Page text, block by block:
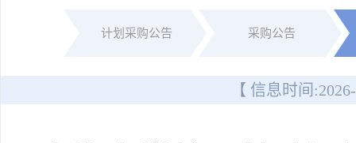
计划采购公告 采购公告
【 信息时间: